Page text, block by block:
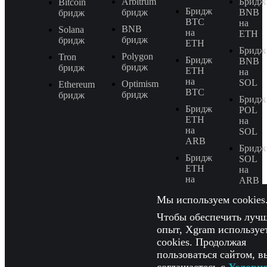
бридж
Solana
бридж
Tron
бридж
Ethereum
бридж
бридж
BNB
бридж
Polygon
бридж
Optimism
бридж
Бридж
BTC
на
ETH
Бридж
ETH
на
BTC
Бридж
ETH
на
ARB
Бридж
ETH
на
BNB
на
ETH
Бридж
BNB
на
SOL
Бридж
POL
на
SOL
Бридж
SOL
на
ARB
Бридж
на
BNB
Мы используем
Чтобы обеспечить
опыт, Xgram
cookies. Продолжая
пользоваться сайтом,